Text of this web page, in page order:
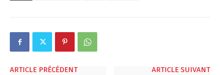
ARTICLE PRÉCÉDENT ARTICLE SUIVANT